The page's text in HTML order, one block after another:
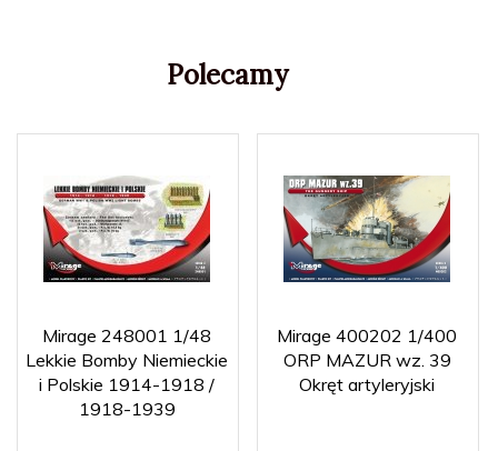
Polecamy
Mirage 248001 1/48
Lekkie Bomby Niemieckie
i Polskie 1914-1918 /
1918-1939
Mirage 400202 1/400
ORP MAZUR wz. 39
Okręt artyleryjski